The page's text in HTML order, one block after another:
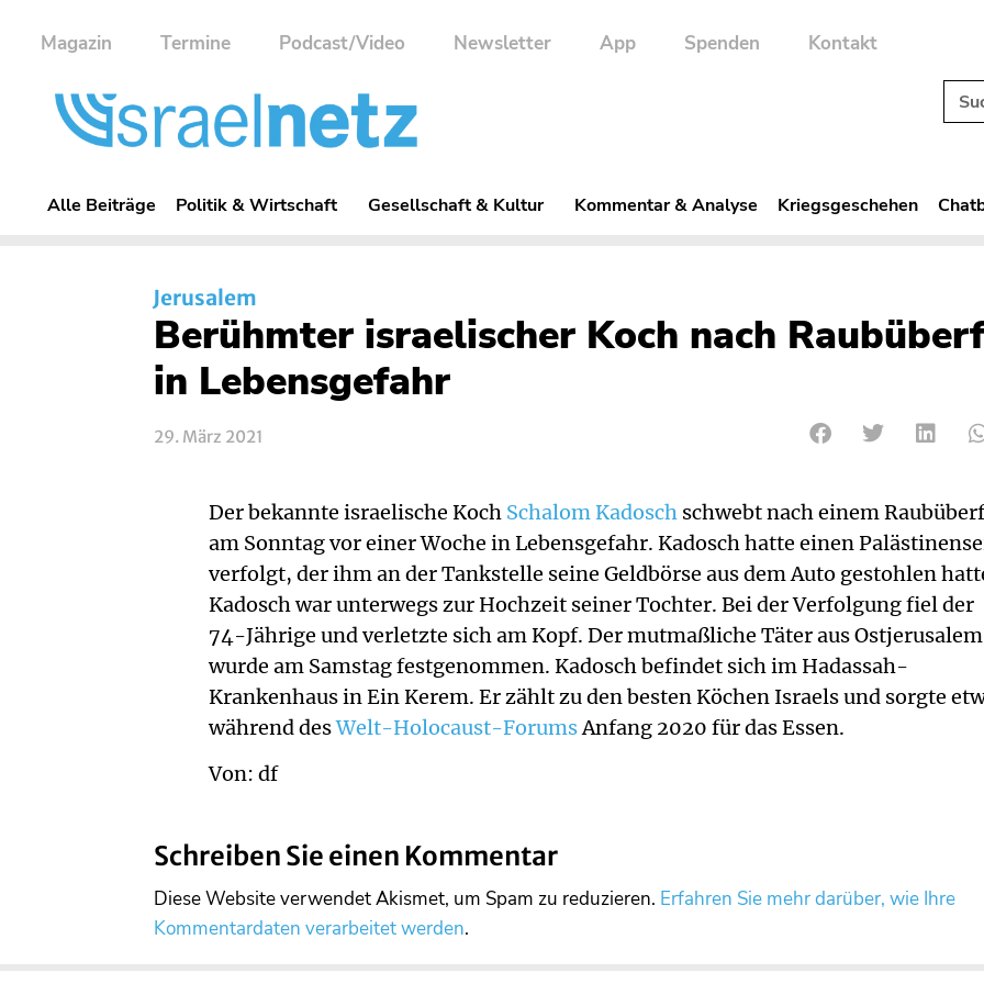
Magazin Termine Podcast/Video Newsletter App Spenden Kontakt
Alle Beiträge Politik & Wirtschaft Gesellschaft & Kultur Kommentar & Analyse Kriegsgeschehen
Jerusalem
Berühmter israelischer Koch nach
in Lebensgefahr
29. März 2021
Der bekannte israelische Koch Schalom Kadosch schwebt nach einem
am Sonntag vor einer Woche in Lebensgefahr. Kadosch hatte einen
verfolgt, der ihm an der Tankstelle seine Geldbörse aus dem Auto gestohlen
Kadosch war unterwegs zur Hochzeit seiner Tochter. Bei der Verfolgung fiel der
74-Jährige und verletzte sich am Kopf. Der mutmaßliche Täter aus Ostjerusalem
wurde am Samstag festgenommen. Kadosch befindet sich im Hadassah-
Krankenhaus in Ein Kerem. Er zählt zu den besten Köchen Israels und sorgte
während desWelt-Holocaust-ForumsAnfang 2020 für das Essen.
Von: df
Schreiben Sie einen Kommentar
Diese Website verwendet Akismet, um Spam zu reduzieren. Erfahren Sie mehr darüber, wie Ihre
Kommentardaten verarbeitet werden.